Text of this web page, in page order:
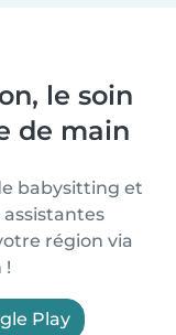
le soin
de main
babysitting et
région via
!
Play